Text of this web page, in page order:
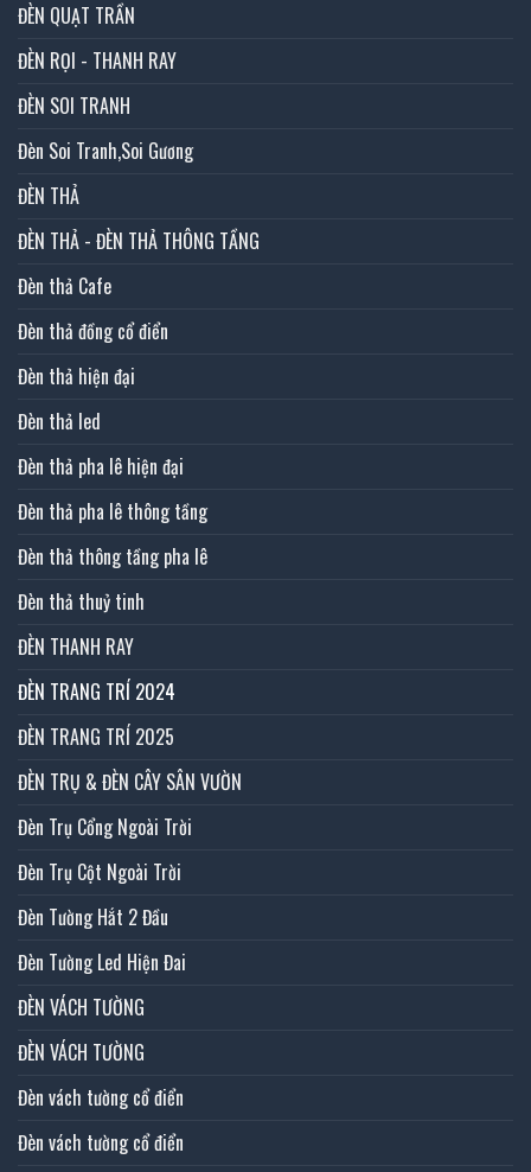
ĐÈN QUẠT TRẦN
ĐÈN RỌI - THANH RAY
ĐÈN SOI TRANH
Đèn Soi Tranh,Soi Gương
ĐÈN THẢ
ĐÈN THẢ - ĐÈN THẢ THÔNG TẦNG
Đèn thả Cafe
Đèn thả đồng cổ điển
Đèn thả hiện đại
Đèn thả led
Đèn thả pha lê hiện đại
Đèn thả pha lê thông tầng
Đèn thả thông tầng pha lê
Đèn thả thuỷ tinh
ĐÈN THANH RAY
ĐÈN TRANG TRÍ 2024
ĐÈN TRANG TRÍ 2025
ĐÈN TRỤ & ĐÈN CÂY SÂN VƯỜN
Đèn Trụ Cổng Ngoài Trời
Đèn Trụ Cột Ngoài Trời
Đèn Tường Hắt 2 Đầu
Đèn Tường Led Hiện Đai
ĐÈN VÁCH TƯỜNG
ĐÈN VÁCH TƯỜNG
Đèn vách tường cổ điển
Đèn vách tường cổ điển